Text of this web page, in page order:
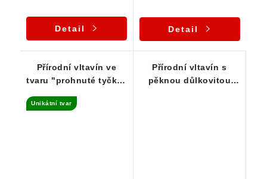
Detail Detail
Přírodní vltavín ve
tvaru "prohnuté tyčky"
Unikátní tvar
Přírodní vltavín s
pěknou důlkovitou